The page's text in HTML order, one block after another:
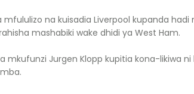
na kuisadia Liverpool kupanda hadi
mashabiki wake dhidi ya West Ham.
Jurgen Klopp kupitia kona-likiwa ni